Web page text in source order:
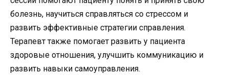
болезнь, научиться справляться со стрессом и
развить эффективные стратегии справления.
Терапевт также помогает развить у пациента
здоровые отношения, улучшить коммуникацию и
развить навыки самоуправления.